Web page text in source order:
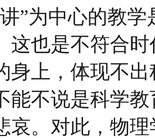
”为中心的教
这也是不符合
身上，体现不
能不说是科学
哀。对此，物